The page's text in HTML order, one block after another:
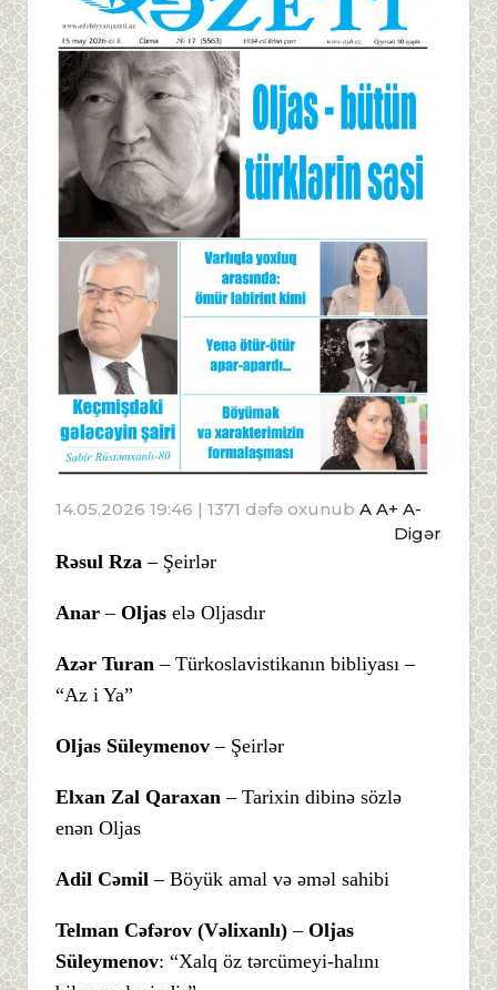
14.05.2026 19:46 | 1371 dəfə oxunub A A+ A-
Digər
Rəsul Rza – Şeirlər
Anar – Oljas elə Oljasdır
Azər Turan – Türkoslavistikanın bibliyası –
“Az i Ya”
Oljas Süleymenov – Şeirlər
Elxan Zal Qaraxan – Tarixin dibinə sözlə
enən Oljas
Adil Cəmil – Böyük amal və əməl sahibi
Telman Cəfərov (Vəlixanlı) – Oljas
Süleymenov: “Xalq öz tərcümeyi-halını